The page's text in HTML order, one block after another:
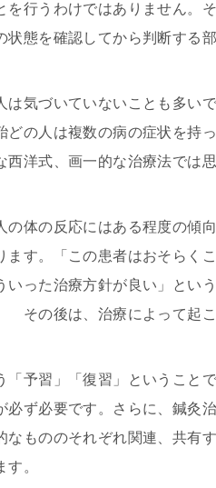
を行うわけではありません。
状態を確認してから判断する
は気づいていないことも多い
どの人は複数の病の症状を持
西洋式、画一的な治療法では
の体の反応にはある程度の傾
ます。「この患者はおそらく
いった治療方針が良い」とい
その後は、治療によって起
「予習」「復習」ということ
必ず必要です。さらに、鍼灸
なもののそれぞれ関連、共有
す。